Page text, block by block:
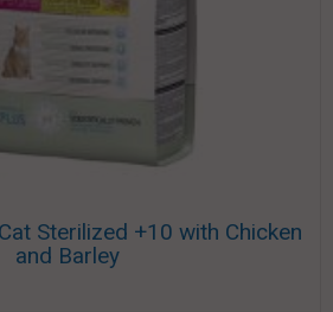
Sterilized +10 with Chicken
and Barley